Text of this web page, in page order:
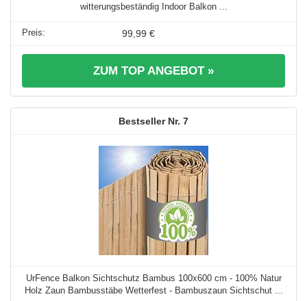
witterungsbeständig Indoor Balkon ...
99,99 €
ZUM TOP ANGEBOT »
7
UrFence Balkon Sichtschutz Bambus 100x600 cm - 100% Natur
Holz Zaun Bambusstäbe Wetterfest - Bambuszaun Sichtschut ...